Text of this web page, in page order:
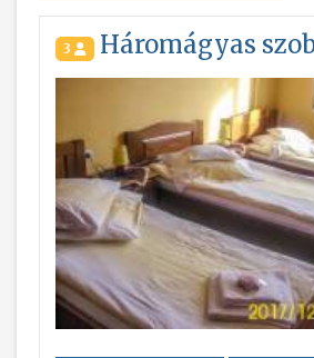
3 Háromágyas